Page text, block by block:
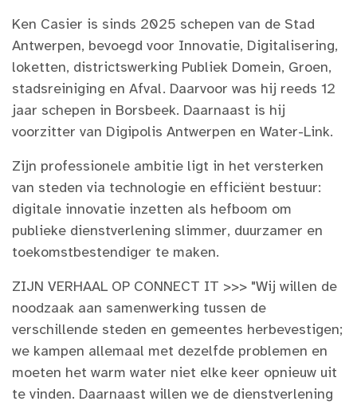
Ken Casier is sinds 2025 schepen van de Stad
Antwerpen, bevoegd voor Innovatie, Digitalisering,
loketten, districtswerking Publiek Domein, Groen,
stadsreiniging en Afval. Daarvoor was hij reeds 12
jaar schepen in Borsbeek. Daarnaast is hij
voorzitter van Digipolis Antwerpen en Water-Link.
Zijn professionele ambitie ligt in het versterken
van steden via technologie en efficiënt bestuur:
digitale innovatie inzetten als hefboom om
publieke dienstverlening slimmer, duurzamer en
toekomstbestendiger te maken.
ZIJN VERHAAL OP CONNECT IT >>> "Wij willen de
noodzaak aan samenwerking tussen de
verschillende steden en gemeentes herbevestigen;
we kampen allemaal met dezelfde problemen en
moeten het warm water niet elke keer opnieuw uit
te vinden. Daarnaast willen we de dienstverlening